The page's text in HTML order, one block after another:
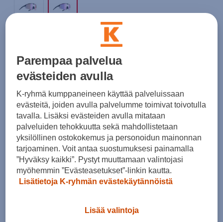
Lisää ostoskoriin
Arvioitu toimitusaika 1-3 arkipäivää.
Tilaus- ja toimituskulut
Ilmainen palautus
Parempaa palvelua
evästeiden avulla
K-ryhmä kumppaneineen käyttää palveluissaan
evästeitä, joiden avulla palvelumme toimivat toivotulla
tavalla. Lisäksi evästeiden avulla mitataan
palveluiden tehokkuutta sekä mahdollistetaan
yksilöllinen ostokokemus ja personoidun mainonnan
tarjoaminen. Voit antaa suostumuksesi painamalla
”Hyväksy kaikki”. Pystyt muuttamaan valintojasi
myöhemmin ”Evästeasetukset”-linkin kautta.
Lisätietoja K-ryhmän evästekäytännöistä
Lisää valintoja